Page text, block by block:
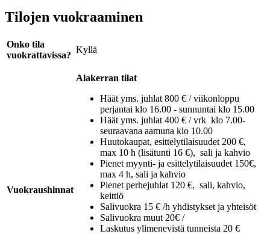
Tilojen vuokraaminen
Onko tila
vuokrattavissa?
Kyllä
Vuokraushinnat
Alakerran tilat
Häät yms. juhlat 800 € / viikonloppu
perjantai klo 16.00 - sunnuntai klo 15.00
Häät yms. juhlat 400 € / vrk klo 7.00-
seuraavana aamuna klo 10.00
Huutokaupat, esittelytilaisuudet 200 €,
max 10 h (lisätunti 16 €), sali ja kahvio
Pienet myynti- ja esittelytilaisuudet 150€,
max 4 h, sali ja kahvio
Pienet perhejuhlat 120 €, sali, kahvio,
keittiö
Salivuokra 15 € /h yhdistykset ja yhteisöt
Salivuokra muut 20€ /
Laskutus ylimenevistä tunneista 20 €